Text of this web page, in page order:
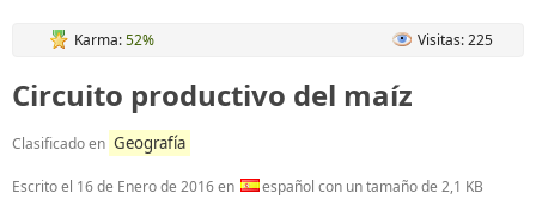
Karma:52% Visitas: 225
Circuito productivo del maíz
Clasificado en Geografía
Escrito el 16 de Enero de 2016en español con un tamaño de 2,1 KB